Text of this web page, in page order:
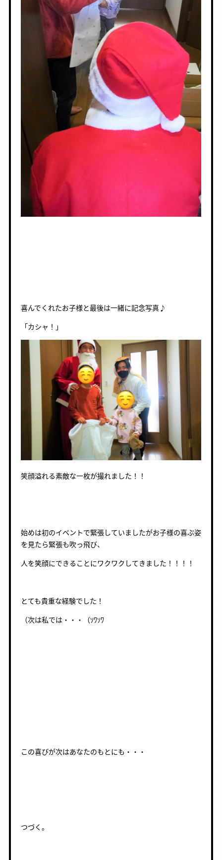
喜んでくれたお子様と最後は一緒に記念写真♪
「カシャ！」
笑顔溢れる素敵な一枚が撮れました！！
始めは初のイベントで緊張していましたがお子様の喜ぶ姿
を見たら緊張も吹っ飛び、
人を笑顔にできることにワクワクしてきました！！！！
とても貴重な経験でした！
（次は私では・・・（ｿﾜｿﾜ
この喜びが次はあなたのもとにも・・・
つづく。